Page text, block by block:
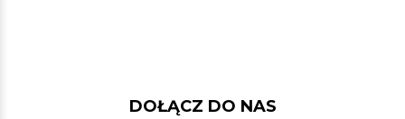
DOŁĄCZ DO NAS